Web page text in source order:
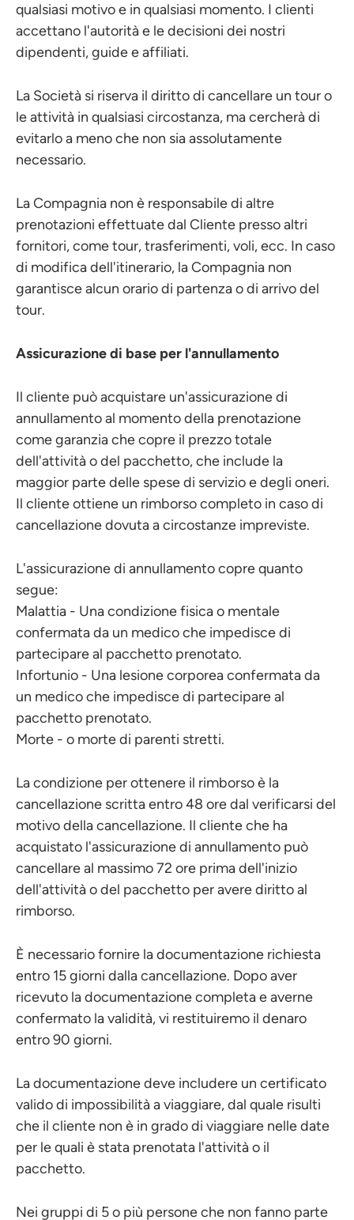
qualsiasi motivo e in qualsiasi momento. I clienti
accettano l'autorità e le decisioni dei nostri
dipendenti, guide e affiliati.
La Società si riserva il diritto di cancellare un tour o
le attività in qualsiasi circostanza, ma cercherà di
evitarlo a meno che non sia assolutamente
necessario.
La Compagnia non è responsabile di altre
prenotazioni effettuate dal Cliente presso altri
fornitori, come tour, trasferimenti, voli, ecc. In caso
di modifica dell'itinerario, la Compagnia non
garantisce alcun orario di partenza o di arrivo del
tour.
Assicurazione di base per l'annullamento
Il cliente può acquistare un'assicurazione di
annullamento al momento della prenotazione
come garanzia che copre il prezzo totale
dell'attività o del pacchetto, che include la
maggior parte delle spese di servizio e degli oneri.
Il cliente ottiene un rimborso completo in caso di
cancellazione dovuta a circostanze impreviste.
L'assicurazione di annullamento copre quanto
segue:
Malattia - Una condizione fisica o mentale
confermata da un medico che impedisce di
partecipare al pacchetto prenotato.
Infortunio - Una lesione corporea confermata da
un medico che impedisce di partecipare al
pacchetto prenotato.
Morte - o morte di parenti stretti.
La condizione per ottenere il rimborso è la
cancellazione scritta entro 48 ore dal verificarsi del
motivo della cancellazione. Il cliente che ha
acquistato l'assicurazione di annullamento può
cancellare al massimo 72 ore prima dell'inizio
dell'attività o del pacchetto per avere diritto al
rimborso.
È necessario fornire la documentazione richiesta
entro 15 giorni dalla cancellazione. Dopo aver
ricevuto la documentazione completa e averne
confermato la validità, vi restituiremo il denaro
entro 90 giorni.
La documentazione deve includere un certificato
valido di impossibilità a viaggiare, dal quale risulti
che il cliente non è in grado di viaggiare nelle date
per le quali è stata prenotata l'attività o il
pacchetto.
Nei gruppi di 5 o più persone che non fanno parte